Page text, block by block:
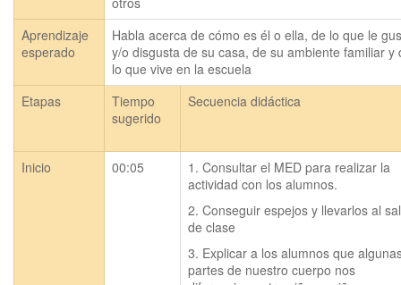
Aprendizaje
esperado
Habla acerca de cómo es él o ella, de lo que le
y/o disgusta de su casa, de su ambiente familiar y
lo que vive en la escuela
Etapas
Tiempo
sugerido
Secuencia didáctica
Inicio 00:05
1. Consultar el MED para realizar la
actividad con los alumnos.
2. Conseguir espejos y llevarlos al
de clase
3. Explicar a los alumnos que
partes de nuestro cuerpo nos